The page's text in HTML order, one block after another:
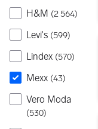
H&M (2 564)
Levi's (599)
Lindex (570)
Mexx (43)
Vero Moda
(530)